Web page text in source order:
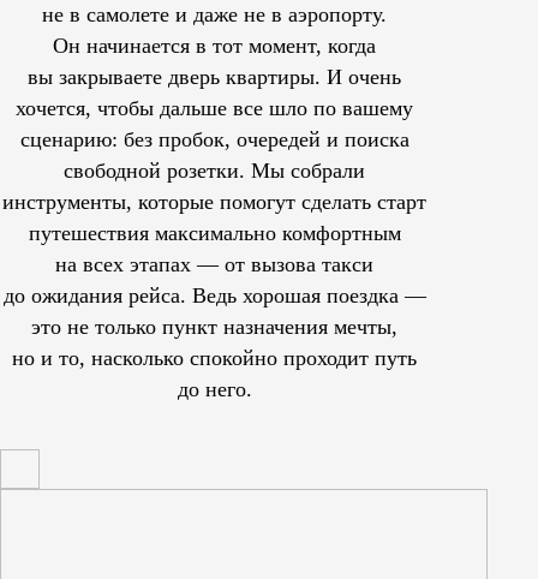
не в самолете и даже не в аэропорту.
Он начинается в тот момент, когда
вы закрываете дверь квартиры. И очень
хочется, чтобы дальше все шло по вашему
сценарию: без пробок, очередей и поиска
свободной розетки. Мы собрали
инструменты, которые помогут сделать старт
путешествия максимально комфортным
на всех этапах — от вызова такси
до ожидания рейса. Ведь хорошая поездка —
это не только пункт назначения мечты,
но и то, насколько спокойно проходит путь
до него.